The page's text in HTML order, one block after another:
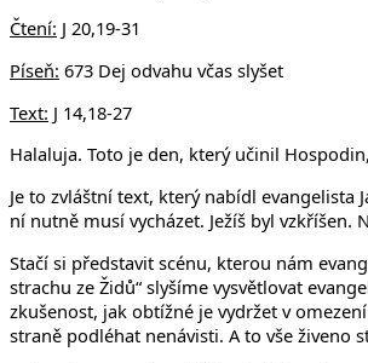
Čtení: J 20,19-31
Píseň: 673 Dej odvahu včas slyšet
Text: J 14,18-27
Halaluja. Toto je den, který učinil
Je to zvláštní text, který nabídl evangelista
ní nutně musí vycházet. Ježíš byl
Stačí si představit scénu, kterou nám
strachu ze Židů“ slyšíme vysvětlovat
zkušenost, jak obtížné je vydržet v
straně podléhat nenávisti. A to vše živeno